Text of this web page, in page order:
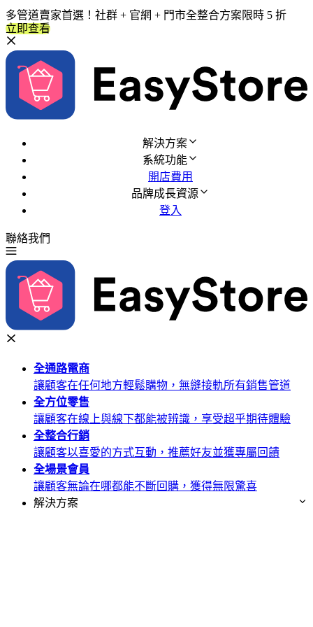
多管道賣家首選！社群 + 官網 + 門市全整合方案限時 5 折
立即查看
解決方案
系統功能
開店費用
品牌成長資源
登入
聯絡我們
全通路電商
讓顧客在任何地方輕鬆購物，無縫接軌所有銷售管道
全方位零售
讓顧客在線上與線下都能被辨識，享受超乎期待體驗
全整合行銷
讓顧客以喜愛的方式互動，推薦好友並獲專屬回饋
全場景會員
讓顧客無論在哪都能不斷回購，獲得無限驚喜
解決方案